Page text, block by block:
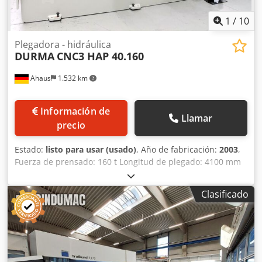
1 / 10
Ahaus 1.532 km
Plegadora - hidráulica
DURMA CNC3 HAP 40.160
Información de
precio
Llamar
Estado: listo para usar (usado), Año de fabricación: 2003,
Fuerza de prensado: 160 t Longitud de plegado: 4100 mm
Distancia entre columnas: 3100 mm Altura de instalación:
370 mm Carrera de la mesa superior: 200 mm Salida: 500
mm Velocidad de aproximación: 100 mm/s Velocidad de
trabajo: 9,0 mm/s Velocidad de retorno: 86,0 mm/s Altura
de trabajo: aprox. 900 mm Tope trasero: ajustable, máx.
500 mm Control: CYBELEC Capacidad de aceite: 150 l
Consumo total de energía: 15,0 kW Peso: 12000 kg
Clasificado